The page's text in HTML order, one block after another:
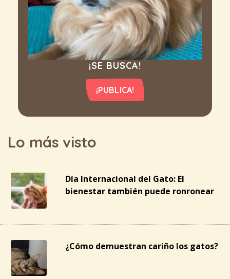
¡SE BUSCA!
¡PUBLICA!
Lo más visto
Día Internacional del Gato: El
bienestar también puede ronronear
¿Cómo demuestran cariño los gatos?